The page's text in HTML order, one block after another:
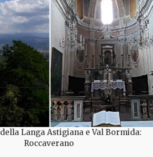
Langa Astigiana e Val Bormida:
Roccaverano